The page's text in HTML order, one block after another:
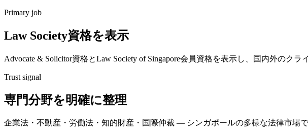
Primary job
Law Society資格を表示
Advocate & Solicitor資格とLaw Society of Singapore会員資格を表示し、国内外のクラ
Trust signal
専門分野を明確に整理
企業法・不動産・労働法・知的財産・国際仲裁 — シンガポールの多様な法律市場